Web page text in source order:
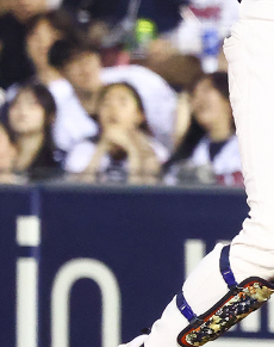
트위 밴드 네이
댓글